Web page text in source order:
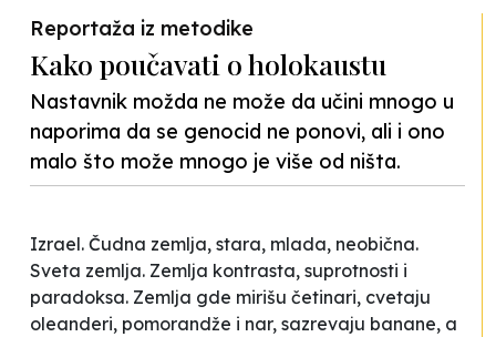
Reportaža iz metodike
Kako poučavati o holokaustu
Nastavnik možda ne može da učini mnogo u
naporima da se genocid ne ponovi, ali i ono
malo što može mnogo je više od ništa.
Izrael. Čudna zemlja, stara, mlada, neobična.
Sveta zemlja. Zemlja kontrasta, suprotnosti i
paradoksa. Zemlja gde mirišu četinari, cvetaju
oleanderi, pomorandže i nar, sazrevaju banane, a